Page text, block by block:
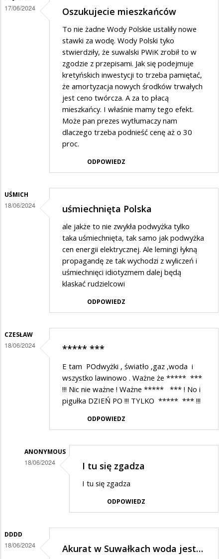
17/06/2024 Oszukujecie mieszkańców
To nie żadne Wody Polskie ustaliły nowe
stawki za wodę. Wody Polski tyko
stwierdziły, że suwalski PWiK zrobił to w
zgodzie z przepisami. Jak się podejmuje
kretyńskich inwestycji to trzeba pamiętać,
że amortyzacja nowych środków trwałych
jest ceno twórcza. A za to płacą
mieszkańcy. I właśnie mamy tego efekt.
Może pan prezes wytłumaczy nam
dlaczego trzeba podnieść cenę aż o 30
proc.
ODPOWIEDZ
UŚMICH
18/06/2024 uśmiechnięta Polska
ale jakże to nie zwykła podwyżka tylko
taka uśmiechnięta, tak samo jak podwyżka
cen energii elektrycznej. Ale lemingi łykną
propagandę ze tak wychodzi z wyliczeń i
uśmiechnięci idiotyzmem dalej będą
klaskać rudzielcowi
ODPOWIEDZ
CZESŁAW
18/06/2024 ***** ***
E tam POdwyżki , światło ,gaz ,woda i
wszystko lawinowo . Ważne że ***** ***
!!! Nic nie ważne ! Ważne ***** *** ! No i
pigułka DZIEŃ PO !!! TYLKO ***** *** !!!
ODPOWIEDZ
ANONYMOUS
18/06/2024
na
I tu się zgadza
I tu się zgadza
ODPOWIEDZ
DDDD
18/06/2024 Akurat w Suwałkach woda jest…